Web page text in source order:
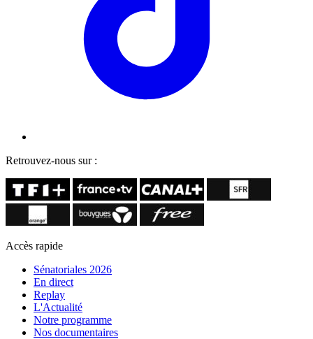
Retrouvez-nous sur :
Accès rapide
Sénatoriales 2026
En direct
Replay
L'Actualité
Notre programme
Nos documentaires